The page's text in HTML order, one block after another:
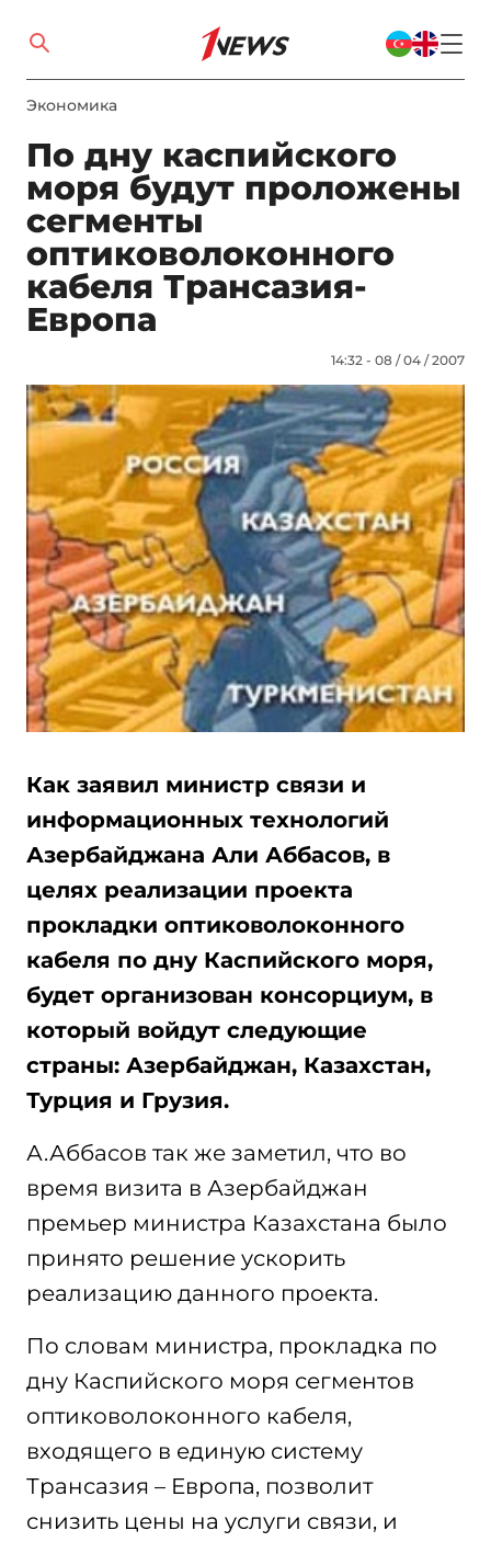
Экономика
По дну каспийского
моря будут проложены
сегменты
оптиковолоконного
кабеля Трансазия-
Европа
14:32 - 08 / 04 / 2007
Как заявил министр связи и
информационных технологий
Азербайджана Али Аббасов, в
целях реализации проекта
прокладки оптиковолоконного
кабеля по дну Каспийского моря,
будет организован консорциум, в
который войдут следующие
страны: Азербайджан, Казахстан,
Турция и Грузия.
А.Аббасов так же заметил, что во
время визита в Азербайджан
премьер министра Казахстана было
принято решение ускорить
реализацию данного проекта.
По словам министра, прокладка по
дну Каспийского моря сегментов
оптиковолоконного кабеля,
входящего в единую систему
Трансазия – Европа, позволит
снизить цены на услуги связи, и